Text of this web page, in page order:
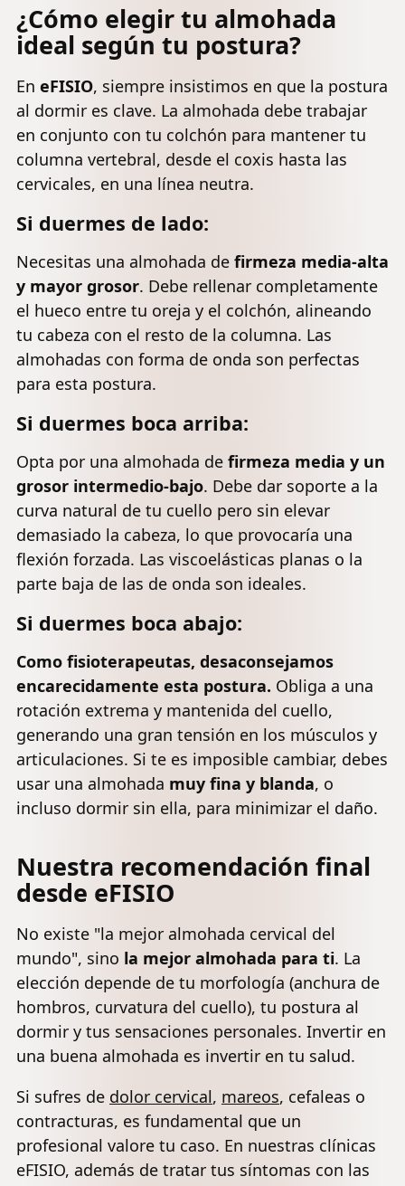
¿Cómo elegir tu almohada
ideal según tu postura?
En eFISIO, siempre insistimos en que la postura
al dormir es clave. La almohada debe trabajar
en conjunto con tu colchón para mantener tu
columna vertebral, desde el coxis hasta las
cervicales, en una línea neutra.
Si duermes de lado:
Necesitas una almohada de firmeza media-alta
y mayor grosor. Debe rellenar completamente
el hueco entre tu oreja y el colchón, alineando
tu cabeza con el resto de la columna. Las
almohadas con forma de onda son perfectas
para esta postura.
Si duermes boca arriba:
Opta por una almohada de firmeza media y un
grosor intermedio-bajo. Debe dar soporte a la
curva natural de tu cuello pero sin elevar
demasiado la cabeza, lo que provocaría una
flexión forzada. Las viscoelásticas planas o la
parte baja de las de onda son ideales.
Si duermes boca abajo:
Como fisioterapeutas, desaconsejamos
encarecidamente esta postura. Obliga a una
rotación extrema y mantenida del cuello,
generando una gran tensión en los músculos y
articulaciones. Si te es imposible cambiar, debes
usar una almohada muy fina y blanda, o
incluso dormir sin ella, para minimizar el daño.
Nuestra recomendación final
desde eFISIO
No existe "la mejor almohada cervical del
mundo", sino la mejor almohada para ti. La
elección depende de tu morfología (anchura de
hombros, curvatura del cuello), tu postura al
dormir y tus sensaciones personales. Invertir en
una buena almohada es invertir en tu salud.
Si sufres de dolor cervical, mareos, cefaleas o
contracturas, es fundamental que un
profesional valore tu caso. En nuestras clínicas
eFISIO, además de tratar tus síntomas con las